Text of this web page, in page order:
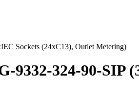
Sockets (24xC13), Outlet Metering)
9332-324-90-SIP